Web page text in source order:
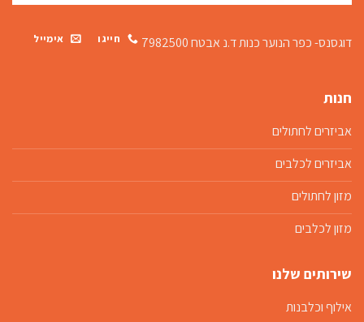
דוגסנס- כפר הנוער כנותד.נ אבטח 7982500 חייגו אימייל
חנות
אביזרים לחתולים
אביזרים לכלבים
מזון לחתולים
מזון לכלבים
שירותים שלנו
אילוף וכלבנות